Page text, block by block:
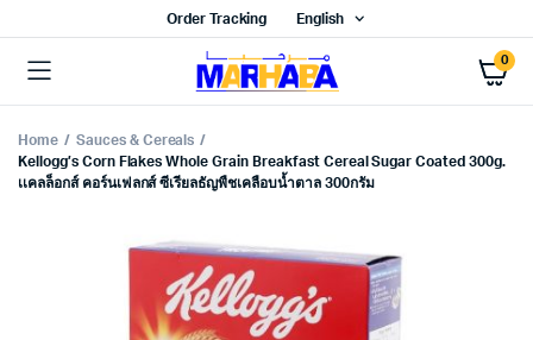
Order Tracking English
0
Home
Sauces & Cereals
Kellogg’s Corn Flakes Whole Grain Breakfast Cereal Sugar Coated 300g.
เเคลล็อกส์ คอร์นเฟลกส์ ซีเรียลธัญพืชเคลือบน้ำตาล 300กรัม